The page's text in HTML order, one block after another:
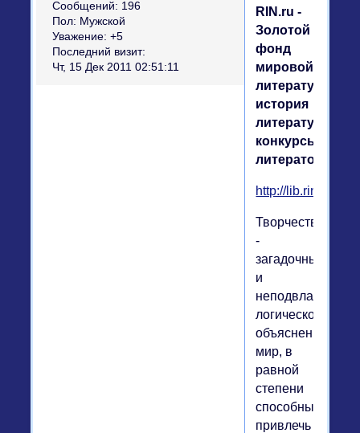
Сообщений: 196
Пол: Мужской
Уважение: +5
Последний визит:
Чт, 15 Дек 2011 02:51:11
RIN.ru -
Золотой
фонд
мировой
литературы,
история
литературы,
конкурсы
литераторов.
http://lib.rin.ru/
Творчество
-
загадочный
и
неподвластный
логическому
объяснению
мир, в
равной
степени
способный
привлечь